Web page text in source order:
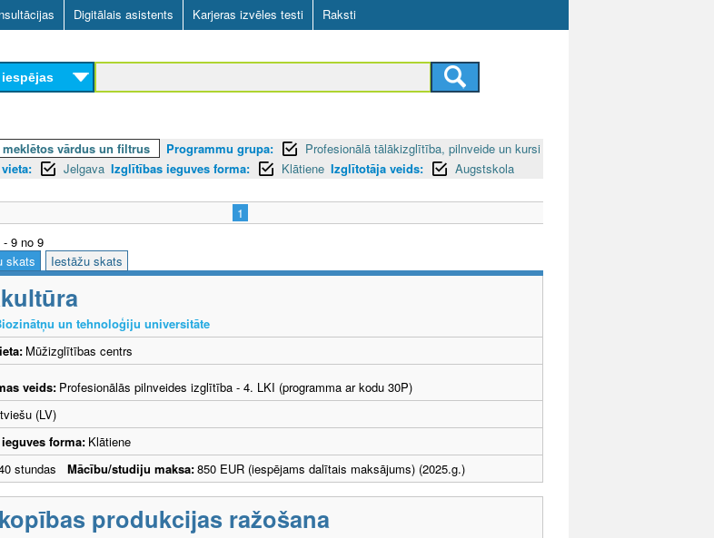
Skip
to
main
content
Digitālais asistents Karjeras izvēles testi Raksti
vārdus un filtrus Programmu grupa:
Profesionālā tālākizglītība, pilnveide un kursi
Jelgava Izglītības ieguves forma: Klātiene Izglītotāja veids: Augstskola
1
9 no 9
skats
Iestāžu skats
un tehnoloģiju universitāte
Mūžizglītības centrs
veids: Profesionālās pilnveides izglītība - 4. LKI (programma ar kodu 30P)
(LV)
forma: Klātiene
stundas Mācību/studiju maksa:850 EUR (iespējams dalītais maksājums) (2025.g.)
produkcijas ražošana